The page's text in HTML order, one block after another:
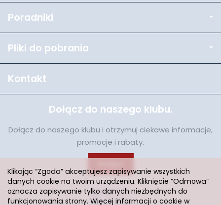
Poradniki
Pliki do pobrania
Kontakt
Dołącz do naszego klubu.
Dołącz do naszego klubu i otrzymuj ciekawe informacje,
promocje i rabaty.
Klikając “Zgoda” akceptujesz zapisywanie wszystkich
danych cookie na twoim urządzeniu. Kliknięcie “Odmowa”
oznacza zapisywanie tylko danych niezbędnych do
funkcjonowania strony. Więcej informacji o cookie w